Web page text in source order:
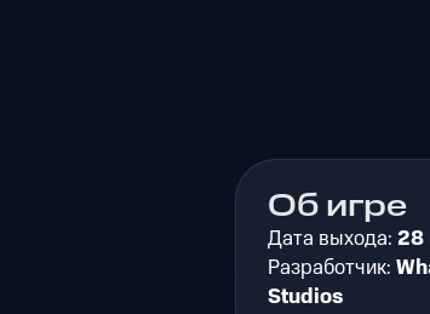
Об игре
Дата выхода: 28
Разработчик:
Studios